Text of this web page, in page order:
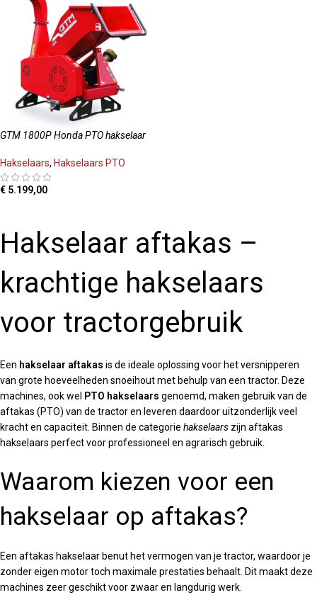
GTM 1800P Honda PTO hakselaar
Hakselaars, Hakselaars PTO
€ 5.199,00
Hakselaar aftakas –
krachtige hakselaars
voor tractorgebruik
Een hakselaar aftakas is de ideale oplossing voor het versnipperen
van grote hoeveelheden snoeihout met behulp van een tractor. Deze
machines, ook wel PTO hakselaars genoemd, maken gebruik van de
aftakas (PTO) van de tractor en leveren daardoor uitzonderlijk veel
kracht en capaciteit. Binnen de categorie hakselaars zijn aftakas
hakselaars perfect voor professioneel en agrarisch gebruik.
Waarom kiezen voor een
hakselaar op aftakas?
Een aftakas hakselaar benut het vermogen van je tractor, waardoor je
zonder eigen motor toch maximale prestaties behaalt. Dit maakt deze
machines zeer geschikt voor zwaar en langdurig werk.